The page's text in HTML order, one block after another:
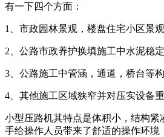
有一下四个方面：
1、市政园林景观，楼盘住宅小区景
2、公路市政养护换填施工中水泥稳
3、公路施工中管涵，通道，桥台等
4、其他施工区域狭窄并对压实设备
小型压路机其特点是体积小，结构
手给操作人员带来了舒适的操作环